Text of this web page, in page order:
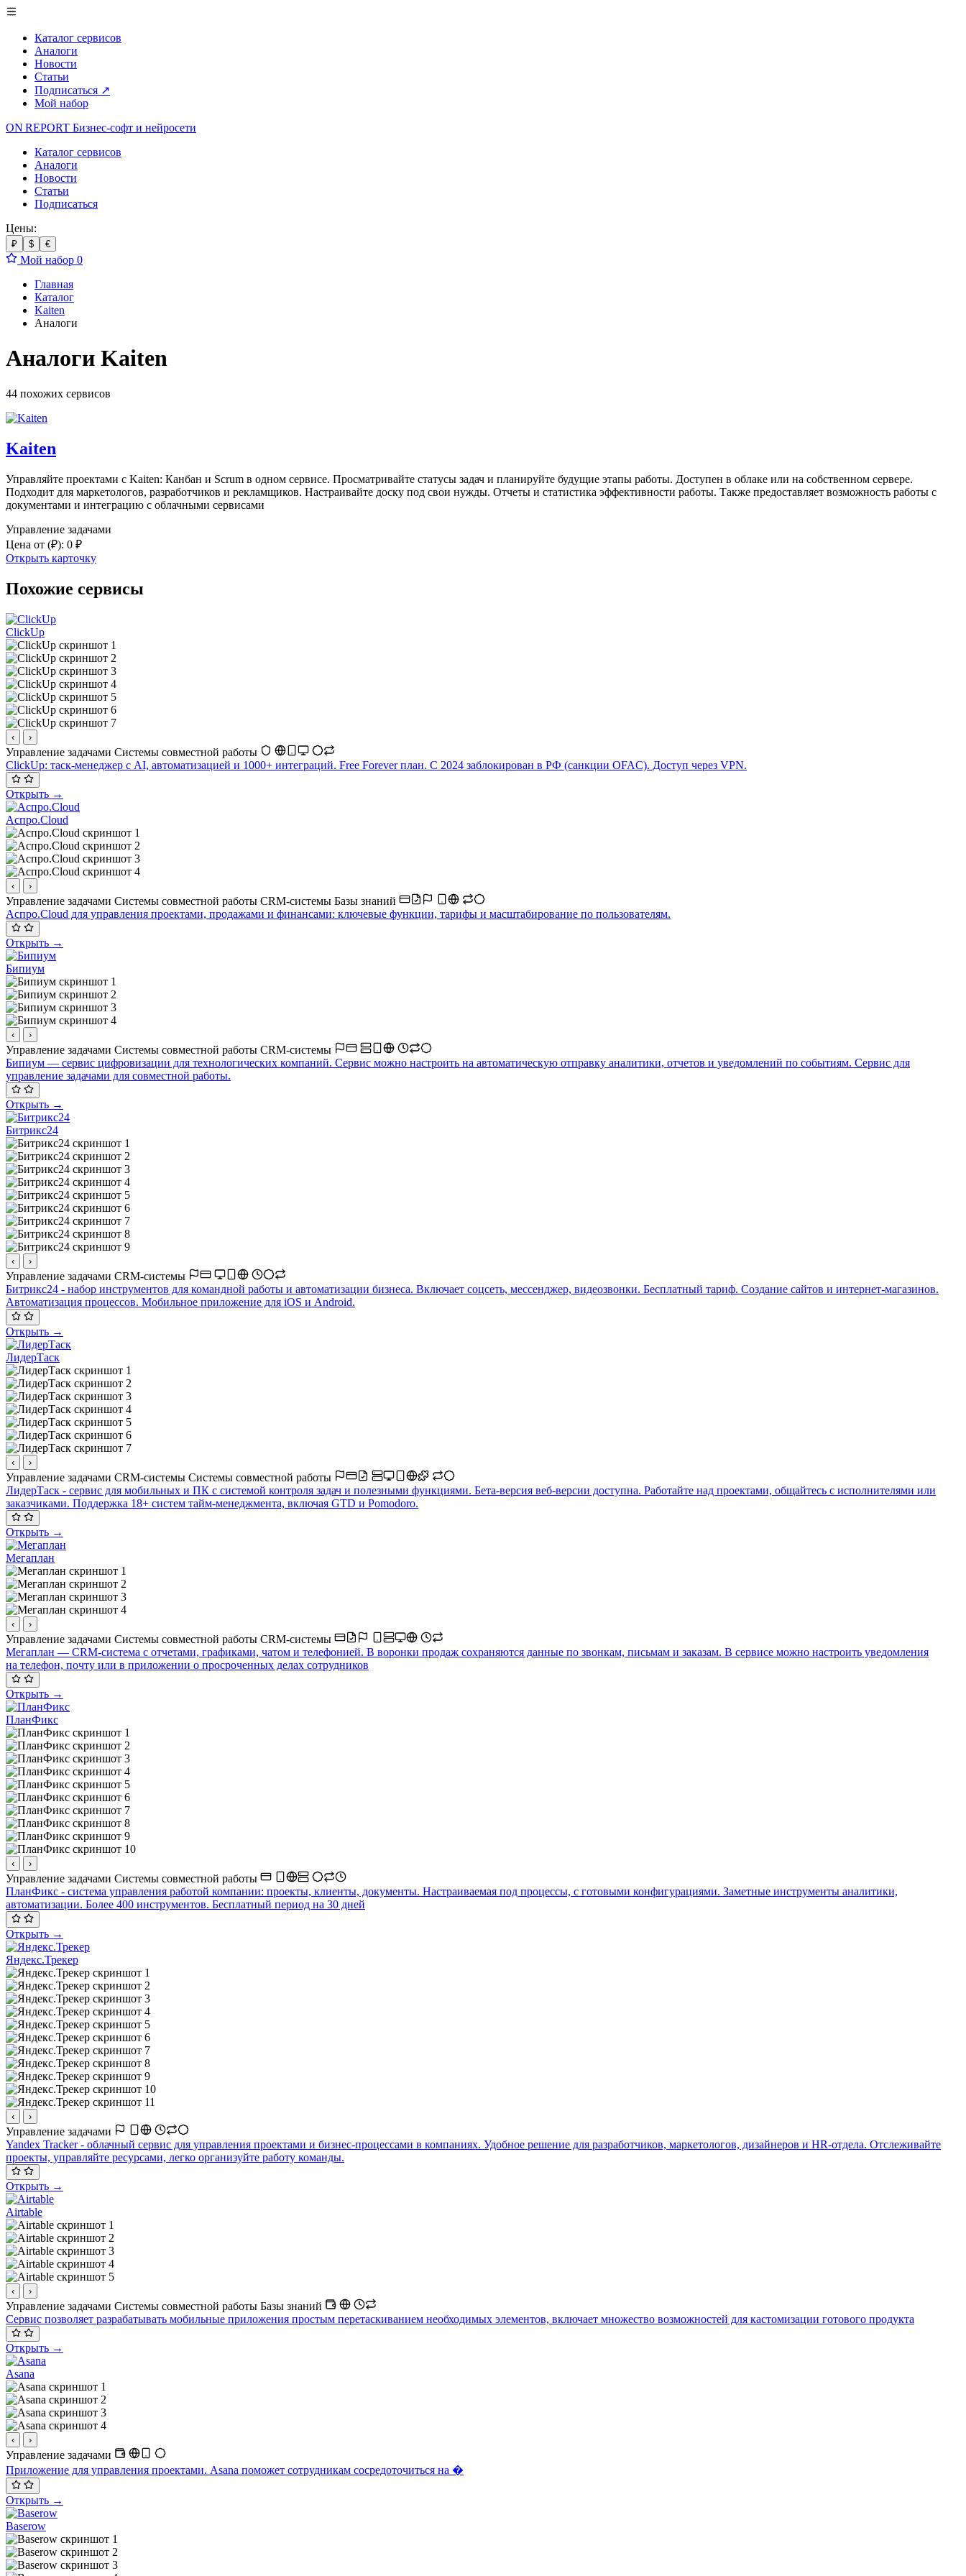
Каталог сервисов
Аналоги
Новости
Статьи
Подписаться ↗
Мой набор
ON REPORT Бизнес-софт и нейросети
Каталог сервисов
Аналоги
Новости
Статьи
Подписаться
Цены:
₽ $ €
Мой набор 0
Главная
Каталог
Kaiten
Аналоги
Аналоги Kaiten
44 похожих сервисов
Kaiten
Управляйте проектами с Kaiten: Канбан и Scrum в одном сервисе. Просматривайте статусы задач и планируйте будущие этапы работы. Доступен в облаке или на собственном сервере.
Подходит для маркетологов, разработчиков и рекламщиков. Настраивайте доску под свои нужды. Отчеты и статистика эффективности работы. Также предоставляет возможность работы с
документами и интеграцию с облачными сервисами
Управление задачами
Цена от (₽): 0 ₽
Открыть карточку
Похожие сервисы
ClickUp
‹ ›
Управление задачами Системы совместной работы
ClickUp: таск-менеджер с AI, автоматизацией и 1000+ интеграций. Free Forever план. С 2024 заблокирован в РФ (санкции OFAC). Доступ через VPN.
Открыть →
Аспро.Cloud
‹ ›
Управление задачами Системы совместной работы CRM-системы Базы знаний
Аспро.Cloud для управления проектами, продажами и финансами: ключевые функции, тарифы и масштабирование по пользователям.
Открыть →
Бипиум
‹ ›
Управление задачами Системы совместной работы CRM-системы
Бипиум — сервис цифровизации для технологических компаний. Сервис можно настроить на автоматическую отправку аналитики, отчетов и уведомлений по событиям. Сервис для
управление задачами для совместной работы.
Открыть →
Битрикс24
‹ ›
Управление задачами CRM-системы
Битрикс24 - набор инструментов для командной работы и автоматизации бизнеса. Включает соцсеть, мессенджер, видеозвонки. Бесплатный тариф. Создание сайтов и интернет-магазинов.
Автоматизация процессов. Мобильное приложение для iOS и Android.
Открыть →
ЛидерТаск
‹ ›
Управление задачами CRM-системы Системы совместной работы
ЛидерТаск - сервис для мобильных и ПК с системой контроля задач и полезными функциями. Бета-версия веб-версии доступна. Работайте над проектами, общайтесь с исполнителями или
заказчиками. Поддержка 18+ систем тайм-менеджмента, включая GTD и Pomodoro.
Открыть →
Мегаплан
‹ ›
Управление задачами Системы совместной работы CRM-системы
Мегаплан — CRM-система с отчетами, графиками, чатом и телефонией. В воронки продаж сохраняются данные по звонкам, письмам и заказам. В сервисе можно настроить уведомления
на телефон, почту или в приложении о просроченных делах сотрудников
Открыть →
ПланФикс
‹ ›
Управление задачами Системы совместной работы
ПланФикс - система управления работой компании: проекты, клиенты, документы. Настраиваемая под процессы, с готовыми конфигурациями. Заметные инструменты аналитики,
автоматизации. Более 400 инструментов. Бесплатный период на 30 дней
Открыть →
Яндекс.Трекер
‹ ›
Управление задачами
Yandex Tracker - облачный сервис для управления проектами и бизнес-процессами в компаниях. Удобное решение для разработчиков, маркетологов, дизайнеров и HR-отдела. Отслеживайте
проекты, управляйте ресурсами, легко организуйте работу команды.
Открыть →
Airtable
‹ ›
Управление задачами Системы совместной работы Базы знаний
Сервис позволяет разрабатывать мобильные приложения простым перетаскиванием необходимых элементов, включает множество возможностей для кастомизации готового продукта
Открыть →
Asana
‹ ›
Управление задачами
Приложение для управления проектами. Asana поможет сотрудникам сосредоточиться на �
Открыть →
Baserow